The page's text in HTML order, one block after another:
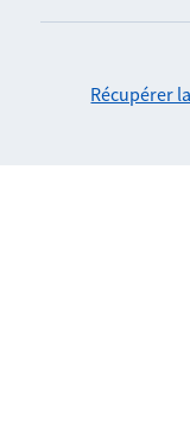
Récupérer